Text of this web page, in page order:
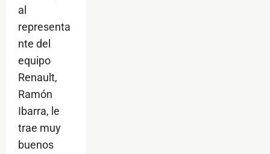
al
representa
nte del
equipo
Renault,
Ramón
Ibarra, le
trae muy
buenos